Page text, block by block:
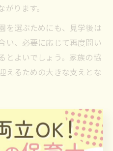
ります。
を選ぶためにも、見学後は
い、必要に応じて再度問い
とよいでしょう。家族の協
えるための大きな支えとな
保育園選びの方